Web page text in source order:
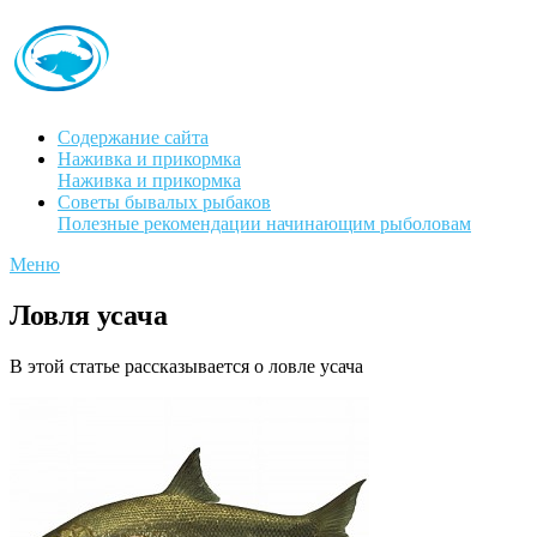
Содержание сайта
Наживка и прикормка
Наживка и прикормка
Советы бывалых рыбаков
Полезные рекомендации начинающим рыболовам
Меню
Ловля усача
В этой статье рассказывается о ловле усача